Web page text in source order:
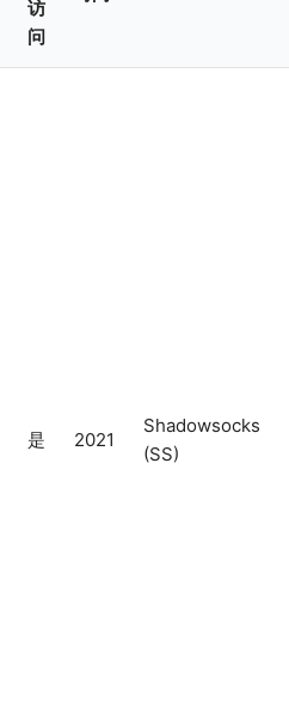
访
问
是 2021
Shadowsocks
(SS)